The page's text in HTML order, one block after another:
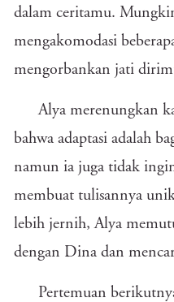
dalam ceritamu.
mengakomodasi
mengorbankan jati
Alya merenungkan
bahwa adaptasi adalah
namun ia juga tidak
membuat tulisannya
lebih jernih, Alya
dengan Dina dan
Pertemuan